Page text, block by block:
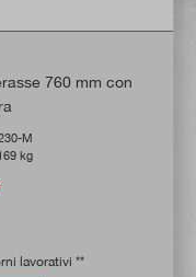
760 mm con
M
kg
lavorativi **